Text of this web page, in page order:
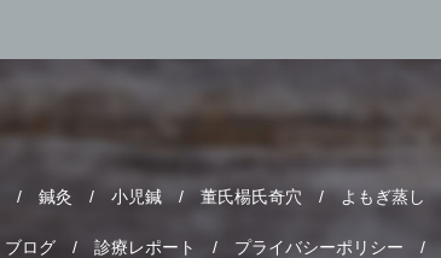
鍼灸 小児鍼 董氏楊氏奇穴 よもぎ蒸し
ブログ 診療レポート プライバシーポリシー